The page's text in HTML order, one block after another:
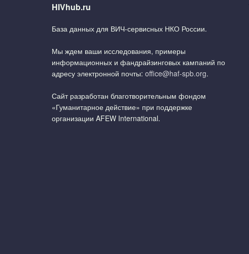
HIVhub.ru
База данных для ВИЧ-сервисных НКО России.
Мы ждем ваши исследования, примеры
информационных и фандрайзинговых кампаний по
адресу электронной почты: office@haf-spb.org.
Сайт разработан благотворительным фондом
«Гуманитарное действие» при поддержке
организации AFEW International.